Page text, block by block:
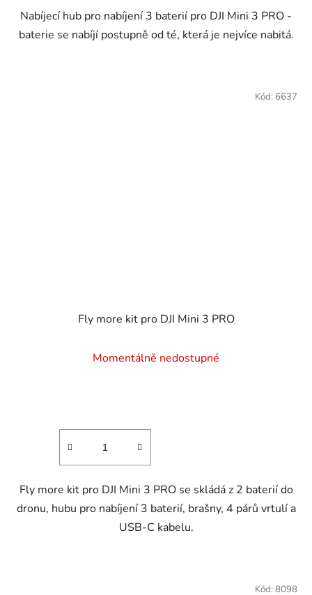
Nabíjecí hub pro nabíjení 3 baterií pro DJI Mini 3 PRO -
baterie se nabíjí postupně od té, která je nejvíce nabitá.
Fly more kit pro DJI Mini 3 PRO
Momentálně nedostupné
Fly more kit pro DJI Mini 3 PRO se skládá z 2 baterií do
dronu, hubu pro nabíjení 3 baterií, brašny, 4 párů vrtulí a
USB-C kabelu.
Kód: 6637
Kód: 8098